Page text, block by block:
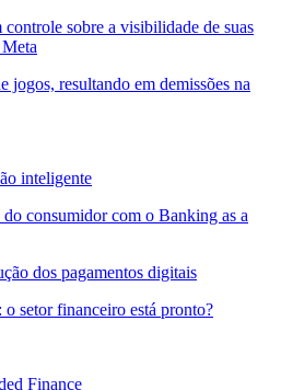
sobre a visibilidade de suas
jogos, resultando em demissões na
inteligente
consumidor com o Banking as a
dos pagamentos digitais
setor financeiro está pronto?
Finance